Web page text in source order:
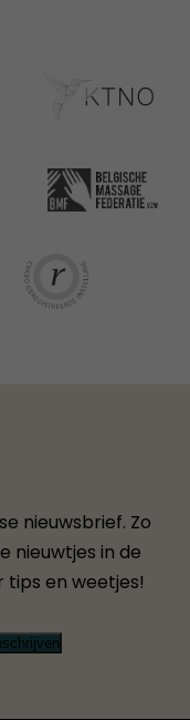
nieuwsbrief. Zo
nieuwtjes in de
tips en weetjes!